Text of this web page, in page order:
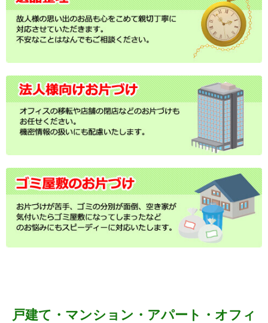
戸建て・マンション・アパート・オフィ